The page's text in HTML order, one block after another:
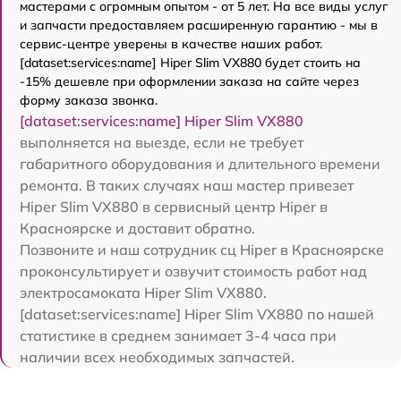
мастерами с огромным опытом - от 5 лет. На все виды услуг
и запчасти предоставляем расширенную гарантию - мы в
сервис-центре уверены в качестве наших работ.
[dataset:services:name] Hiper Slim VX880 будет стоить на
-15% дешевле при оформлении заказа на сайте через
форму заказа звонка.
[dataset:services:name] Hiper Slim VX880
выполняется на выезде, если не требует
габаритного оборудования и длительного времени
ремонта. В таких случаях наш мастер привезет
Hiper Slim VX880 в сервисный центр Hiper в
Красноярске и доставит обратно.
Позвоните и наш сотрудник сц Hiper в Красноярске
проконсультирует и озвучит стоимость работ над
электросамоката Hiper Slim VX880.
[dataset:services:name] Hiper Slim VX880 по нашей
статистике в среднем занимает 3-4 часа при
наличии всех необходимых запчастей.